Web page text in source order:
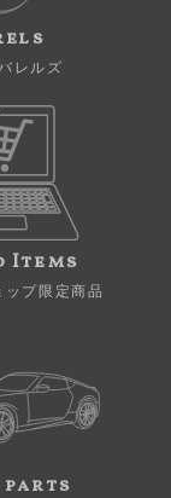
レルズ
Items
ップ限定商品
parts